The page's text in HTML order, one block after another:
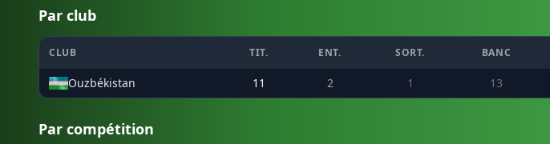
Par club
CLUB TIT. ENT. SORT. BANC
Ouzbékistan 11 2 1 13
Par compétition